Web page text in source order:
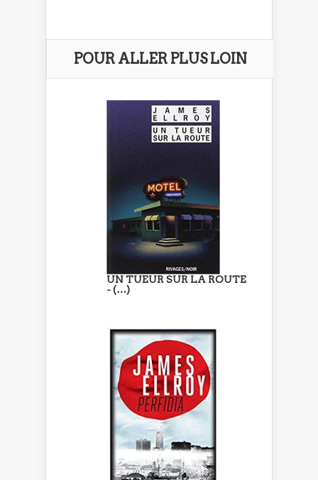
POUR ALLER PLUS LOIN
UN TUEUR SUR LA ROUTE
- (…)